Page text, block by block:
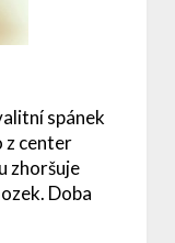
spánek
z center
zhoršuje
Doba